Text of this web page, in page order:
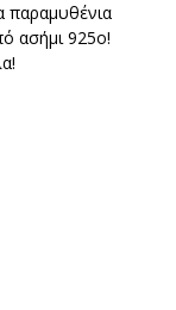
παραμυθένια
ασήμι 925ο!